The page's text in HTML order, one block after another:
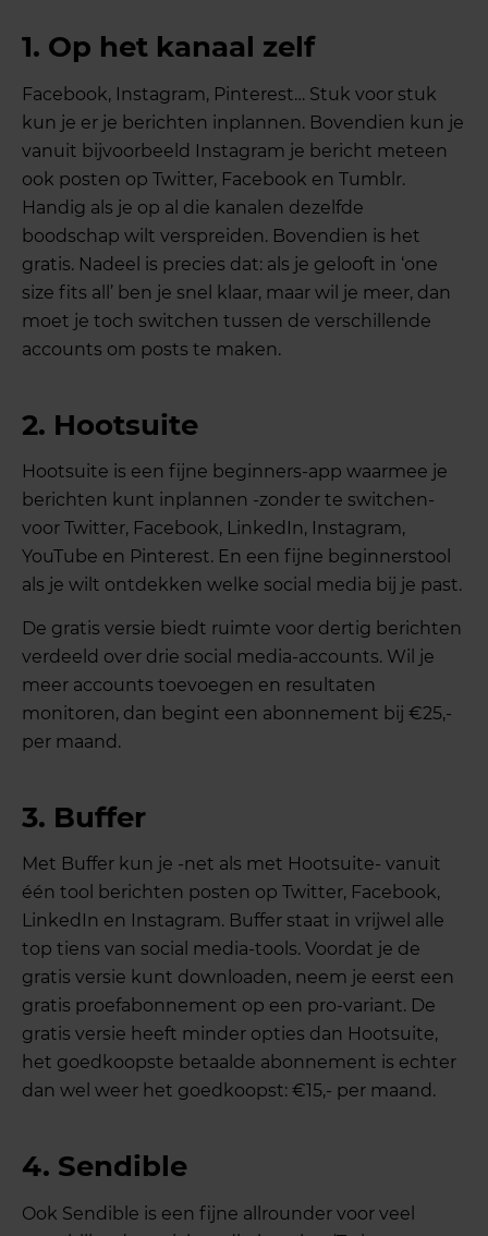
1. Op het kanaal zelf
Facebook, Instagram, Pinterest… Stuk voor stuk
kun je er je berichten inplannen. Bovendien kun je
vanuit bijvoorbeeld Instagram je bericht meteen
ook posten op Twitter, Facebook en Tumblr.
Handig als je op al die kanalen dezelfde
boodschap wilt verspreiden. Bovendien is het
gratis. Nadeel is precies dat: als je gelooft in ‘one
size fits all’ ben je snel klaar, maar wil je meer, dan
moet je toch switchen tussen de verschillende
accounts om posts te maken.
2. Hootsuite
Hootsuite is een fijne beginners-app waarmee je
berichten kunt inplannen -zonder te switchen-
voor Twitter, Facebook, LinkedIn, Instagram,
YouTube en Pinterest. En een fijne beginnerstool
als je wilt ontdekken welke social media bij je past.
De gratis versie biedt ruimte voor dertig berichten
verdeeld over drie social media-accounts. Wil je
meer accounts toevoegen en resultaten
monitoren, dan begint een abonnement bij €25,-
per maand.
3. Buffer
Met Buffer kun je -net als met Hootsuite- vanuit
één tool berichten posten op Twitter, Facebook,
LinkedIn en Instagram. Buffer staat in vrijwel alle
top tiens van social media-tools. Voordat je de
gratis versie kunt downloaden, neem je eerst een
gratis proefabonnement op een pro-variant. De
gratis versie heeft minder opties dan Hootsuite,
het goedkoopste betaalde abonnement is echter
dan wel weer het goedkoopst: €15,- per maand.
4. Sendible
Ook Sendible is een fijne allrounder voor veel